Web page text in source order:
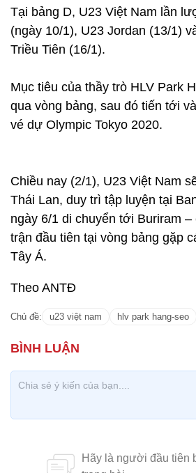
Tại bảng D, U23 Việt Nam lần
(ngày 10/1), U23 Jordan (13/1)
Triều Tiên (16/1).
Mục tiêu của thầy trò HLV Park
qua vòng bảng, sau đó tiến tới
vé dự Olympic Tokyo 2020.
Chiều nay (2/1), U23 Việt Nam
Thái Lan, duy trì tập luyện tại
ngày 6/1 di chuyển tới Buriram
trận đầu tiên tại vòng bảng gặp
Tây Á.
Theo ANTĐ
Chủ đề: u23 việt nam hlv park hang-seo